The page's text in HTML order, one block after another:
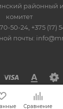
районный
комитет
50-24, +375 (17)
почты:
Сравнение